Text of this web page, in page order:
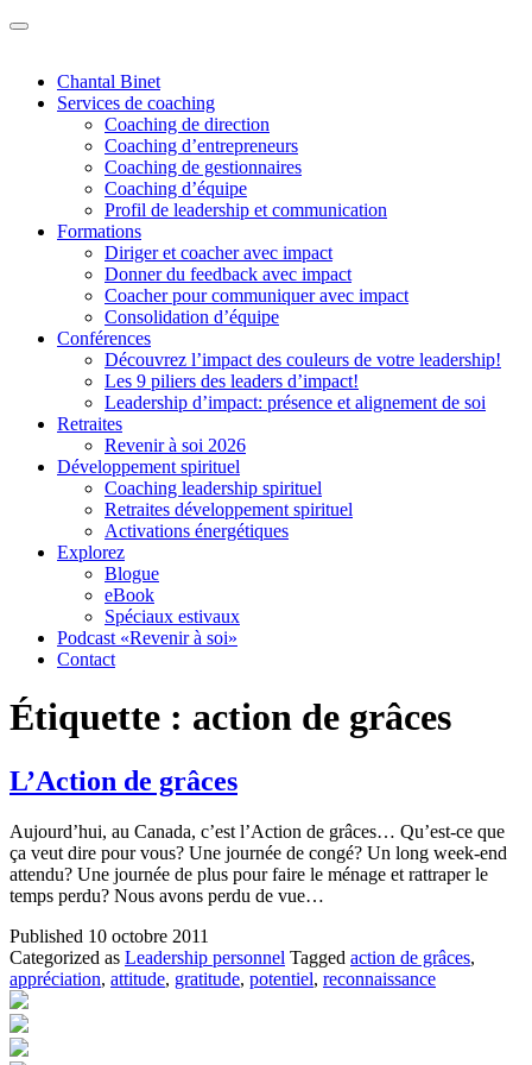
Chantal Binet
Services de coaching
Coaching de direction
Coaching d’entrepreneurs
Coaching de gestionnaires
Coaching d’équipe
Profil de leadership et communication
Formations
Diriger et coacher avec impact
Donner du feedback avec impact
Coacher pour communiquer avec impact
Consolidation d’équipe
Conférences
Découvrez l’impact des couleurs de votre leadership!
Les 9 piliers des leaders d’impact!
Leadership d’impact: présence et alignement de soi
Retraites
Revenir à soi 2026
Développement spirituel
Coaching leadership spirituel
Retraites développement spirituel
Activations énergétiques
Explorez
Blogue
eBook
Spéciaux estivaux
Podcast «Revenir à soi»
Contact
Étiquette : action de grâces
L’Action de grâces
Aujourd’hui, au Canada, c’est l’Action de grâces… Qu’est-ce que
ça veut dire pour vous? Une journée de congé? Un long week-end
attendu? Une journée de plus pour faire le ménage et rattraper le
temps perdu? Nous avons perdu de vue…
Published 10 octobre 2011
Categorized as Leadership personnel Tagged action de grâces,
appréciation, attitude, gratitude, potentiel, reconnaissance